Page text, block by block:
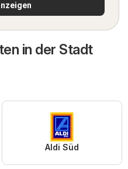
in der Stadt
Aldi Süd